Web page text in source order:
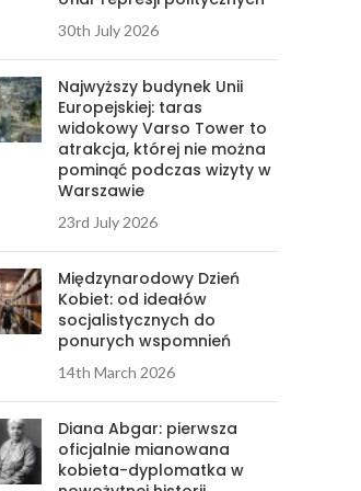
30th July 2026
Najwyższy budynek Unii
Europejskiej: taras
widokowy Varso Tower to
atrakcja, której nie można
pominąć podczas wizyty w
Warszawie
23rd July 2026
Międzynarodowy Dzień
Kobiet: od ideałów
socjalistycznych do
ponurych wspomnień
14th March 2026
Diana Abgar: pierwsza
oficjalnie mianowana
kobieta-dyplomatka w